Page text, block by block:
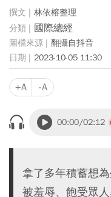
林依榕整理
國際總經
翻攝自抖音
2023-10-05 11:30
+A -A
00:00/02:12
拿了多年積蓄想
被羞辱、飽受眾